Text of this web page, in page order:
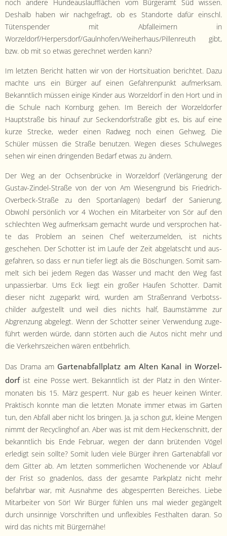
noch andere Hun­deaus­lauf­flächen vom Bürg­er­amt Süd wis­sen.
Deshalb haben wir nachge­fragt, ob es Stan­dorte dafür ein­schl.
Tüten­spender mit Abfall­eimern in
Worzeldorf/Herpersdorf/Gaulnhofen/Weiherhaus/Pillenreuth gibt,
bzw. ob mit so etwas gerech­net wer­den kann?
Im let­zten Bericht hat­ten wir von der Hort­si­t­u­a­tion berichtet. Dazu
machte uns ein Bürg­er auf einen Gefahren­punkt aufmerk­sam.
Bekan­ntlich müssen einige Kinder aus Worzel­dorf in den Hort und in
die Schule nach Korn­burg gehen. Im Bere­ich der Worzel­dor­fer
Haupt­straße bis hin­auf zur Seck­endorf­s­traße gibt es, bis auf eine
kurze Strecke, wed­er einen Rad­weg noch einen Gehweg. Die
Schüler müssen die Straße benutzen. Wegen dieses Schul­weges
sehen wir einen drin­gen­den Bedarf etwas zu ändern.
Der Weg an der Ochsen­brücke in Worzel­dorf (Ver­längerung der
Gus­tav-Zin­del-Straße von der von Am Wiesen­grund bis Friedrich-
Over­beck-Straße zu den Sportan­la­gen) bedarf der Sanierung.
Obwohl per­sön­lich vor 4 Wochen ein Mitar­beit­er von Sör auf den
schlecht­en Weg aufmerk­sam gemacht wurde und ver­sprochen hat­
te das Prob­lem an seinen Chef weit­erzumelden, ist nichts
geschehen. Der Schot­ter ist im Laufe der Zeit abge­latscht und aus­
ge­fahren, so dass er nun tiefer liegt als die Böschun­gen. Somit sam­
melt sich bei jedem Regen das Wass­er und macht den Weg fast
unpassier­bar. Ums Eck liegt ein großer Haufen Schot­ter. Damit
dieser nicht zugeparkt wird, wur­den am Straßen­rand Ver­botss­
childer aufgestellt und weil dies nichts half, Baum­stämme zur
Abgren­zung abgelegt. Wenn der Schot­ter sein­er Ver­wen­dung zuge­
führt wer­den würde, dann störten auch die Autos nicht mehr und
die Verkehrsze­ichen wären entbehrlich.
Das Dra­ma am Garten­ab­fallplatz am Alten Kanal in Worzel­
dorfist eine Posse wert. Bekan­ntlich ist der Platz in den Win­ter­
monat­en bis 15. März ges­per­rt. Nur gab es heuer keinen Win­ter.
Prak­tisch kon­nte man die let­zten Monate immer etwas im Garten
tun, den Abfall aber nicht los brin­gen. Ja, ja schon gut, kleine Men­gen
nimmt der Recy­cling­hof an. Aber was ist mit dem Heck­en­schnitt, der
bekan­ntlich bis Ende Feb­ru­ar, wegen der dann brü­ten­den Vögel
erledigt sein sollte? Somit luden viele Bürg­er ihren Garten­ab­fall vor
dem Git­ter ab. Am let­zten som­mer­lichen Woch­enende vor Ablauf
der Frist so gnaden­los, dass der gesamte Park­platz nicht mehr
befahrbar war, mit Aus­nahme des abges­per­rten Bere­ich­es. Liebe
Mitar­beit­er von Sör! Wir Bürg­er fühlen uns mal wieder gegän­gelt
durch unsin­nige Vorschriften und unflex­i­bles Fes­thal­ten daran. So
wird das nichts mit Bürgernähe!